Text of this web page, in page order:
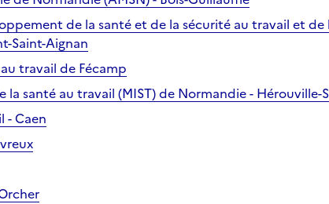
de la santé et de la sécurité au travail et de
Saint-Aignan
travail de Fécamp
la santé au travail (MIST) de Normandie - Hérouville-
- Caen